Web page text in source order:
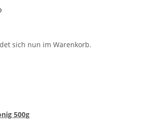
sich nun im Warenkorb.
500g